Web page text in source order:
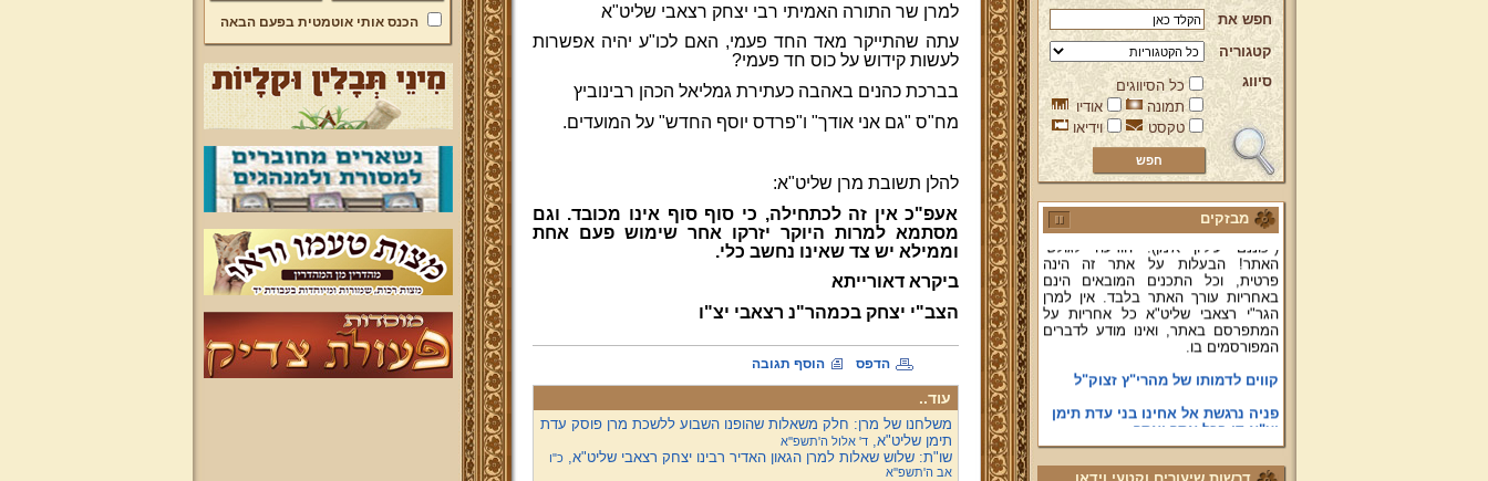
חפש את
קטגוריה
סיווג
כל הסיווגים
תמונה
אודיו
טקסט
וידיאו
מבזקים
ברוכים הבאים לאתר מהרי"ץ
יד מהרי"ץ - פורטל תורני למורשת יהדות
תימן, האתר הרשמי להנצחת מורשתו
של גאון רבני תימן ותפארתם מהרי"ץ
זצוק"ל. באתר תמצאו גם תכנים תורניים
והלכתיים רבים של מרן הגאון הרב יצחק
רצאבי שליט"א - פוסק עדת תימן,
מחבר ספרי שלחן ערוך המקוצר ח"ח
ושו"ת עולת יצחק ג"ח ועוד, וכן תוכלו
לעיין ולהאזין ולצפות במבחר שיעורי
תורה, שו"ת, מאמרים, תמונות, וקבלת
מידע אודות פעילות ק"ק תימן יע"א
(י'כוננם ע'ליון א'מן). הודעה לגולשי
האתר! הבעלות על אתר זה הינה
פרטית, וכל התכנים המובאים הינם
באחריות עורך האתר בלבד. אין למרן
הגר"י רצאבי שליט"א כל אחריות על
המתפרסם באתר, ואינו מודע לדברים
המפורסמים בו.
קווים לדמותו של מהרי"ץ זצוק"ל
פניה נרגשת אל אחינו בני עדת תימן
יע"א די בכל אתר ואתר
טופס הוראת קבע
למרן שר התורה האמיתי רבי יצחק רצאבי שליט"א
עתה שהתייקר מאד החד פעמי, האם לכו"ע יהיה אפשרות
לעשות קידוש על כוס חד פעמי?
בברכת כהנים באהבה כעתירת גמליאל הכהן רבינוביץ
מח"ס "גם אני אודך" ו"פרדס יוסף החדש" על המועדים.
להלן תשובת מרן שליט"א:
אעפ"כ אין זה לכתחילה, כי סוף סוף אינו מכובד. וגם
מסתמא למרות היוקר יזרקו אחר שימוש פעם אחת
וממילא יש צד שאינו נחשב כלי.
ביקרא דאורייתא
הצב"י יצחק בכמהר"נ רצאבי יצ"ו
הדפס הוסף תגובה
עוד..
משלחנו של מרן: חלק משאלות שהופנו השבוע ללשכת מרן פוסק עדת
תימן שליט"א,ד' אלול ה'תשפ''א
שו"ת: שלוש שאלות למרן הגאון האדיר רבינו יצחק רצאבי שליט"א,כ"ו
אב ה'תשפ''א
הכנס אותי אוטמטית בפעם הבאה